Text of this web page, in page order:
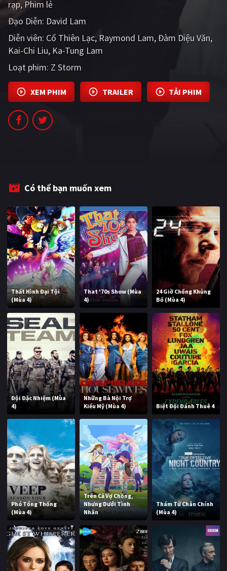
PHIM MỚI
PHIM BỘ
PHIM LẺ
PHIM CHIẾU RẠP
TUYỂN TẬP PHIM
BLOG
rạp Phim lẻ
Đạo Diễn: David Lam
Diễn viên: Cổ Thiên Lạc Raymond Lam Đàm Diệu Văn
Kai-Chi Liu Ka-Tung Lam
Loạt phim: Z Storm
XEM PHIM TRAILER TẢI PHIM
Có thể bạn muốn xem
Thất Hình Đại Tội
(Mùa 4)
That '70s Show (Mùa
4)
24 Giờ Chống Khủng
Bố (Mùa 4)
Đội Đặc Nhiệm (Mùa
4)
Những Bà Nội Trợ
Kiểu Mỹ (Mùa 4)
Biệt Đội Đánh Thuê 4
Phó Tổng Thống
(Mùa 4)
Trên Cả Vợ Chồng,
Nhưng Dưới Tình
Nhân
Thám Tử Chân Chính
(Mùa 4)